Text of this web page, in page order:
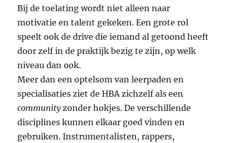
Bij de toelating wordt niet alleen naar
motivatie en talent gekeken. Een grote rol
speelt ook de drive die iemand al getoond heeft
door zelf in de praktijk bezig te zijn, op welk
niveau dan ook.
Meer dan een optelsom van leerpaden en
specialisaties ziet de HBA zichzelf als een
communityzonder hokjes. De verschillende
disciplines kunnen elkaar goed vinden en
gebruiken. Instrumentalisten, rappers,